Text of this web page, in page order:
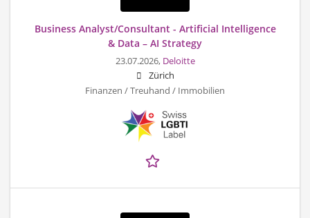
Business Analyst/Consultant - Artificial Intelligence
& Data – AI Strategy
23.07.2026, Deloitte
Zürich
Finanzen / Treuhand / Immobilien